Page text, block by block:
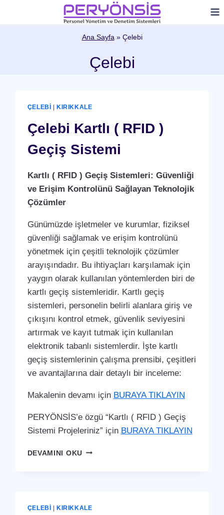
Ana Sayfa» Çelebi
Çelebi
ÇELEBI |KIRIKKALE
Çelebi Kartlı ( RFID )
Geçiş Sistemi
Kartlı ( RFID ) Geçiş Sistemleri: Güvenliği
ve Erişim Kontrolünü Sağlayan Teknolojik
Çözümler
Günümüzde işletmeler ve kurumlar, fiziksel
güvenliği sağlamak ve erişim kontrolünü
yönetmek için çeşitli teknolojik çözümler
arayışındadır. Bu ihtiyaçları karşılamak için
yaygın olarak kullanılan yöntemlerden biri de
kartlı geçiş sistemleridir. Kartlı geçiş
sistemleri, personelin belirli alanlara giriş ve
çıkışını kontrol etmek, güvenlik seviyesini
artırmak ve kayıt tutmak için kullanılan
elektronik tabanlı sistemlerdir. İşte kartlı
geçiş sistemlerinin çalışma prensibi, çeşitleri
ve avantajlarına dair detaylı bir inceleme:
Makalenin devamı için BURAYA TIKLAYIN
PERYÖNSİS’e özgü “Kartlı ( RFID ) Geçiş
Sistemi Projeleriniz” için BURAYA TIKLAYIN
DEVAMINI OKUÇELEBI
ÇELEBI |KIRIKKALE